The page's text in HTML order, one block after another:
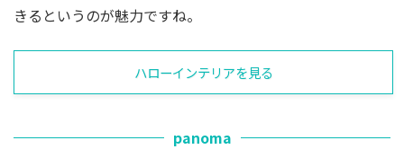
きるというのが魅力ですね。
ハローインテリアを見る
panoma